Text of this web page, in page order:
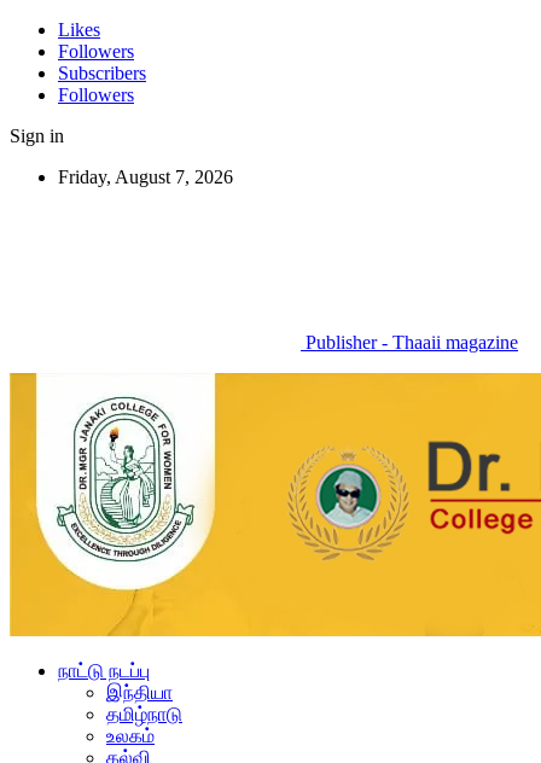
Likes
Followers
Subscribers
Followers
Sign in
Friday, August 7, 2026
Publisher - Thaaii magazine
நாட்டு நடப்பு
இந்தியா
தமிழ்நாடு
உலகம்
கல்வி